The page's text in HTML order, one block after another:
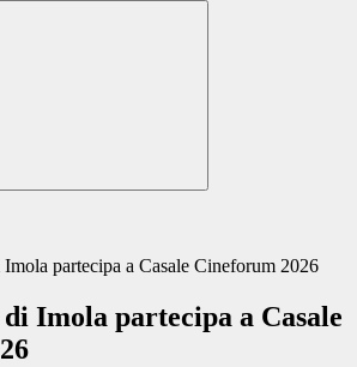
partecipa a Casale Cineforum 2026
Imola partecipa a Casale